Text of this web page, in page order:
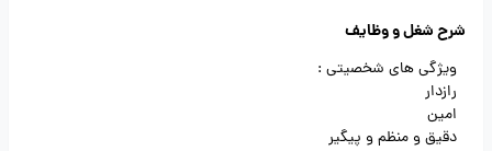
شرح شغل و وظایف
ویژگی های شخصیتی :
رازدار
امین
دقیق و منظم و پیگیر